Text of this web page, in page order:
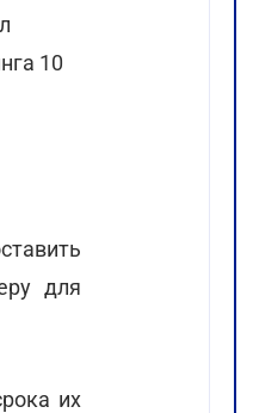
10
для
их